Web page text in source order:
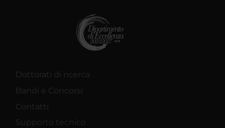
Dottorati di ricerca
Bandi e Concorsi
Contatti
Supporto tecnico